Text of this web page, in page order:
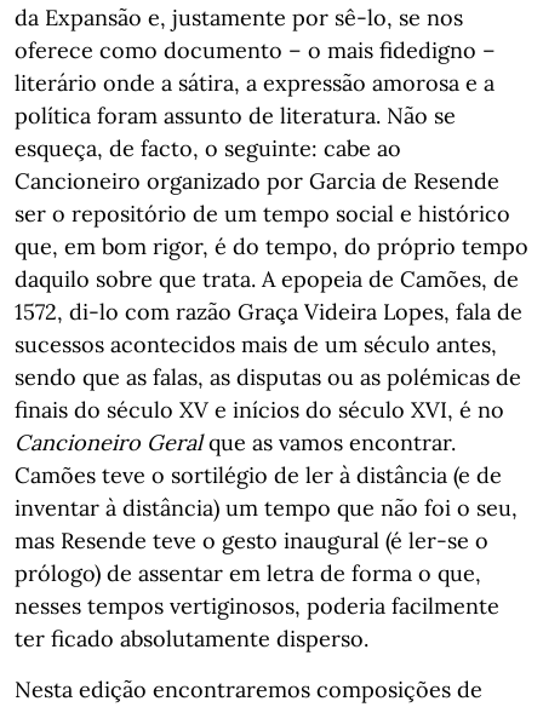
da Expansão e, justamente por sê-lo, se nos
oferece como documento – o mais fidedigno –
literário onde a sátira, a expressão amorosa e a
política foram assunto de literatura. Não se
esqueça, de facto, o seguinte: cabe ao
Cancioneiro organizado por Garcia de Resende
ser o repositório de um tempo social e histórico
que, em bom rigor, é do tempo, do próprio tempo
daquilo sobre que trata. A epopeia de Camões, de
1572, di-lo com razão Graça Videira Lopes, fala de
sucessos acontecidos mais de um século antes,
sendo que as falas, as disputas ou as polémicas de
finais do século XV e inícios do século XVI, é no
Cancioneiro Geralque as vamos encontrar.
Camões teve o sortilégio de ler à distância (e de
inventar à distância) um tempo que não foi o seu,
mas Resende teve o gesto inaugural (é ler-se o
prólogo) de assentar em letra de forma o que,
nesses tempos vertiginosos, poderia facilmente
ter ficado absolutamente disperso.
Nesta edição encontraremos composições de